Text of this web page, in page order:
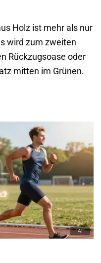
Holz ist mehr als nur
wird zum zweiten
Rückzugsoase oder
mitten im Grünen.